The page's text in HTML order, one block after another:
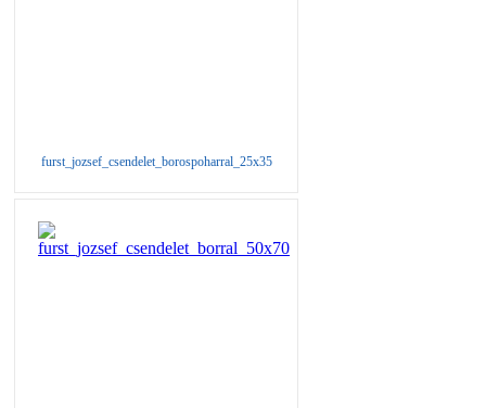
furst_jozsef_csendelet_borospoharral_25x35